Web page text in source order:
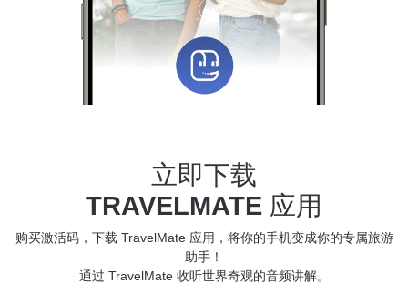
立即下载
TRAVELMATE 应用
购买激活码，下载 TravelMate 应用，将你的手机变成你的专属旅游
助手！
通过 TravelMate 收听世界奇观的音频讲解。